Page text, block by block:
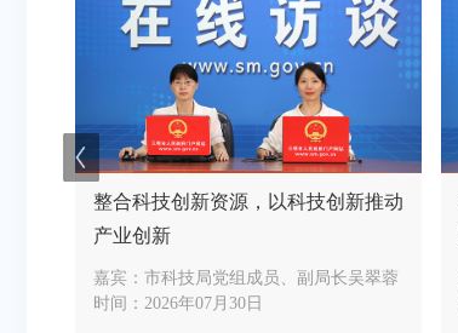
整合科技创新资源，以科技创新推动
产业创新
嘉宾： 市科技局党组成员、副局长吴翠蓉
时间： 2026年07月30日